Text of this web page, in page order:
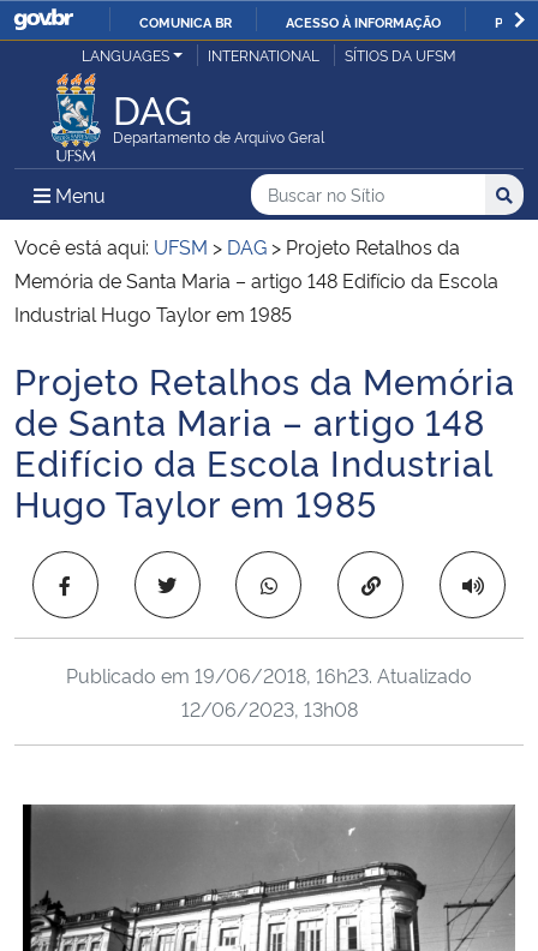
IR
COMUNICA BR ACESSO À INFORMAÇÃO
Ministério da Justiça e Segurança Pública
Ministério da Defesa
Ministério das Relações Exteriores
Ministério da Economia
Ministério da Infraestrutura
Ministério da Agricultura, Pecuária e Abastecimento
Ministério da Educação
Ministério da Cidadania
Ministério da Saúde
Ministério de Minas e Energia
Ministério da Ciência, Tecnologia, Inovações e Comunicações
Ministério do Meio Ambiente
Ministério do Desenvolvimento Regional
LANGUAGES INTERNATIONAL SÍTIOS DA UFSM
DAG
Departamento de Arquivo Geral
Menu Menu Principal do Sítio
Busca
Buscar no no Sítio
Busca:
Você está aqui: UFSM > DAG > Projeto Retalhos da
Memória de Santa Maria – artigo 148 Edifício da Escola
Industrial Hugo Taylor em 1985
Início do conteúdo
Projeto Retalhos da Memória
de Santa Maria – artigo 148
Edifício da Escola Industrial
Hugo Taylor em 1985
Copiar para área
Publicado em 19/06/2018, 16h23. Atualizado
12/06/2023, 13h08